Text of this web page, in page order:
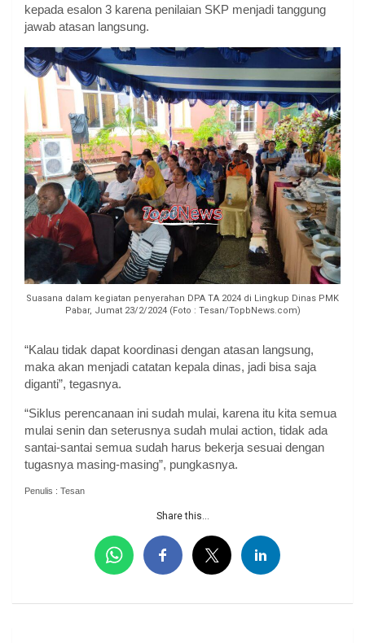
kepada esalon 3 karena penilaian SKP menjadi tanggung
jawab atasan langsung.
Suasana dalam kegiatan penyerahan DPA TA 2024 di Lingkup Dinas PMK
Pabar, Jumat 23/2/2024 (Foto : Tesan/TopbNews.com)
“Kalau tidak dapat koordinasi dengan atasan langsung,
maka akan menjadi catatan kepala dinas, jadi bisa saja
diganti”, tegasnya.
“Siklus perencanaan ini sudah mulai, karena itu kita semua
mulai senin dan seterusnya sudah mulai action, tidak ada
santai-santai semua sudah harus bekerja sesuai dengan
tugasnya masing-masing”, pungkasnya.
Penulis : Tesan
Share this...